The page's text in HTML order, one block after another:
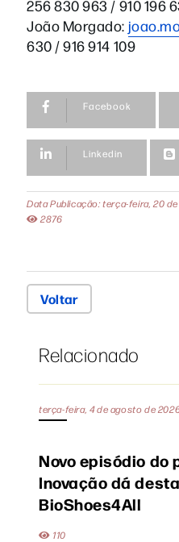
256 830 963 / 910 196
João Morgado:
630 / 916 914 109
Facebook
Linkedin
Data Publicação: terça-feira, 20
2876
Voltar
Relacionado
terça-feira, 4 de agosto de
Novo episódio do
Inovação dá
BioShoes4All
110